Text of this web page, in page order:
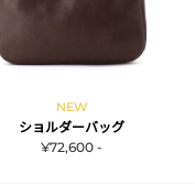
NEW
ショルダーバッグ
¥72,600 -